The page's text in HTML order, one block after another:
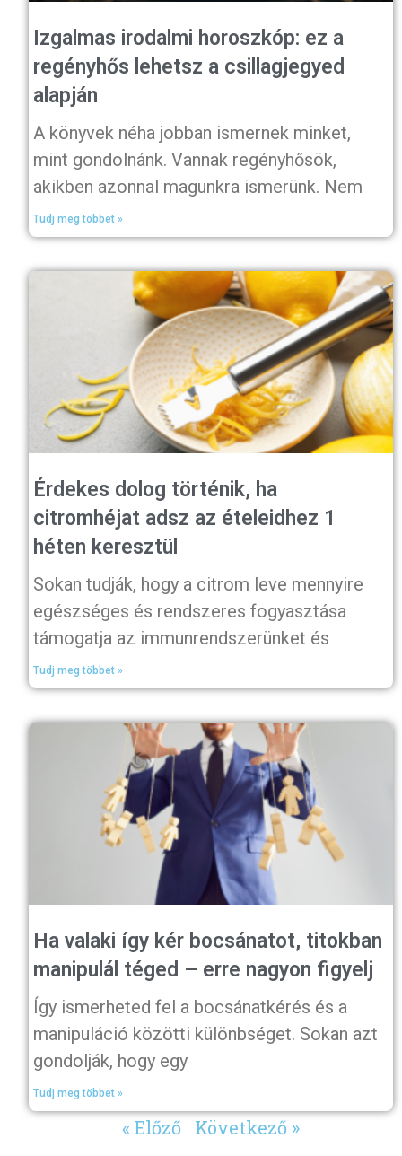
Izgalmas irodalmi horoszkóp: ez a
regényhős lehetsz a csillagjegyed
alapján
A könyvek néha jobban ismernek minket,
mint gondolnánk. Vannak regényhősök,
akikben azonnal magunkra ismerünk. Nem
Tudj meg többet »
Érdekes dolog történik, ha
citromhéjat adsz az ételeidhez 1
héten keresztül
Sokan tudják, hogy a citrom leve mennyire
egészséges és rendszeres fogyasztása
támogatja az immunrendszerünket és
Tudj meg többet »
Ha valaki így kér bocsánatot, titokban
manipulál téged – erre nagyon figyelj
Így ismerheted fel a bocsánatkérés és a
manipuláció közötti különbséget. Sokan azt
gondolják, hogy egy
Tudj meg többet »
« Előző Következő »